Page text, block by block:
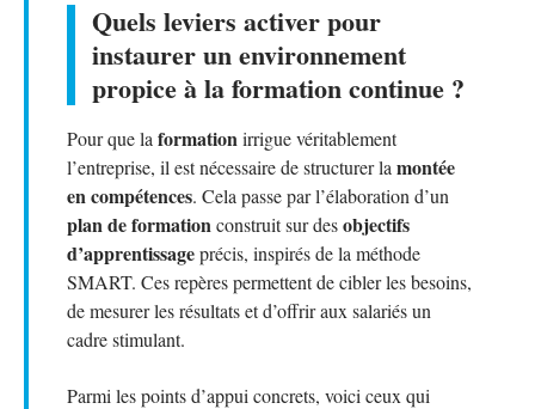
Quels leviers activer pour
instaurer un environnement
propice à la formation continue ?
Pour que la formationirrigue véritablement
l’entreprise, il est nécessaire de structurer la montée
en compétences. Cela passe par l’élaboration d’un
plan de formationconstruit sur desobjectifs
d’apprentissageprécis, inspirés de la méthode
SMART. Ces repères permettent de cibler les besoins,
de mesurer les résultats et d’offrir aux salariés un
cadre stimulant.
Parmi les points d’appui concrets, voici ceux qui